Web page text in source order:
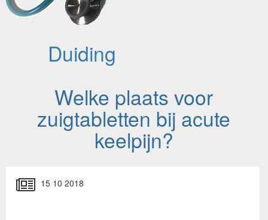
Duiding
Welke plaats voor
zuigtabletten bij acute
keelpijn?
15 10 2018